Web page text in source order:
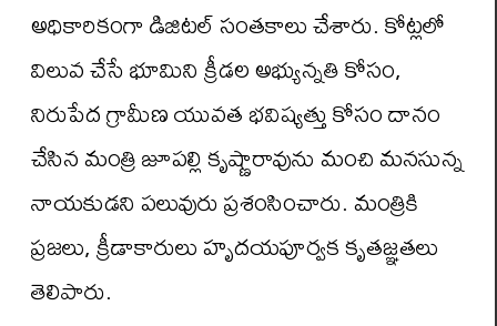
అధికారికంగా డిజిటల్ సంతకాలు చేశారు. కోట్లలో
విలువ చేసే భూమిని క్రీడల అభ్యున్నతి కోసం,
నిరుపేద గ్రామీణ యువత భవిష్యత్తు కోసం దానం
చేసిన మంత్రి జూపల్లి కృష్ణారావును మంచి మనసున్న
నాయకుడని ప‌లువురు ప్ర‌శంసించారు. మంత్రికి
ప్రజలు, క్రీడాకారులు హృదయపూర్వక కృతజ్ఞతలు
తెలిపారు.